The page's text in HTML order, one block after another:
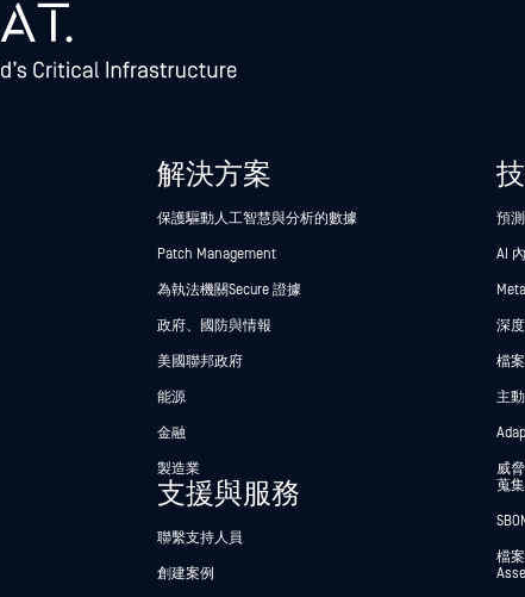
解決方案
保護驅動人工智慧與分析的數據
Patch Management
為執法機關Secure 證據
政府、國防與情報
美國聯邦政府
能源
金融
製造業
支援與服務
聯繫支持人員
創建案例
預
AI
深
檔
主
威
蒐
檔